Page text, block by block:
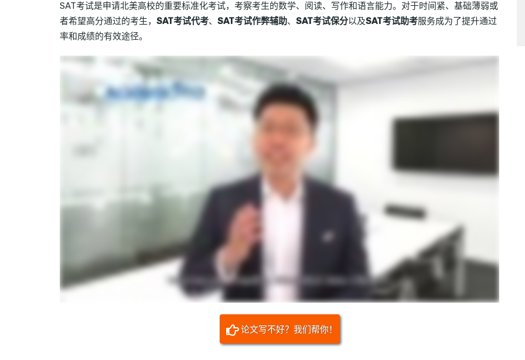
SAT考试是申请北美高校的重要标准化考试，考察考生的数学、阅读、写作和语言能力。对于时间紧、基础薄弱或
者希望高分通过的考生， SAT考试代考、 SAT考试作弊辅助、 SAT考试保分以及SAT考试助考服务成为了提升通过
率和成绩的有效途径。
论文写不好？我们帮你！